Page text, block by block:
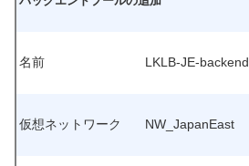
名前 LKLB-JE-backend
仮想ネットワーク NW_JapanEast